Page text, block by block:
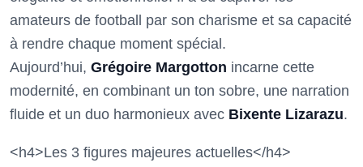
amateurs de football par son charisme et sa capacité
à rendre chaque moment spécial.
Aujourd’hui, Grégoire Margotton incarne cette
modernité, en combinant un ton sobre, une narration
fluide et un duo harmonieux avec Bixente Lizarazu.
<h4>Les 3 figures majeures actuelles</h4>